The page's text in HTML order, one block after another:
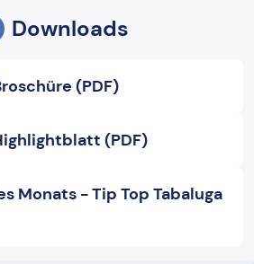
Downloads
(PDF)
(PDF)
Monats - Tip Top Tabaluga